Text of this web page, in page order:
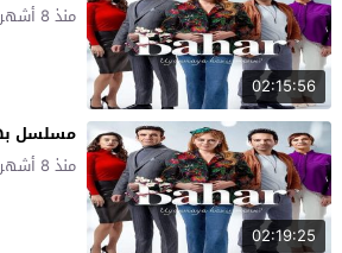
02:15:56
منذ 8 أشهر
02:19:25
مسلسل
منذ 8 أشهر